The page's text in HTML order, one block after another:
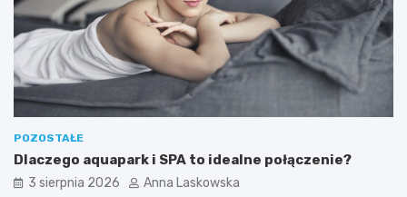
a
n
a
w
e
e
n
d
t
POZOSTAŁE
Dlaczego aquapark i SPA to idealne połączenie?
3 sierpnia 2026 Anna Laskowska